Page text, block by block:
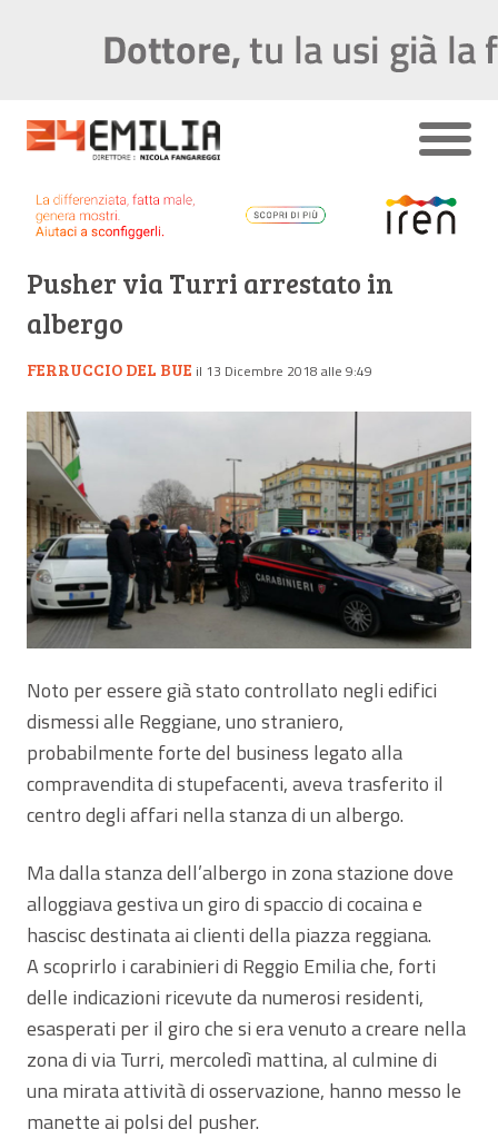
Pusher via Turri arrestato in
albergo
FERRUCCIO DEL BUE il 13 Dicembre 2018 alle 9:49
Noto per essere già stato controllato negli edifici
dismessi alle Reggiane, uno straniero,
probabilmente forte del business legato alla
compravendita di stupefacenti, aveva trasferito il
centro degli affari nella stanza di un albergo.
Ma dalla stanza dell’albergo in zona stazione dove
alloggiava gestiva un giro di spaccio di cocaina e
hascisc destinata ai clienti della piazza reggiana.
A scoprirlo i carabinieri di Reggio Emilia che, forti
delle indicazioni ricevute da numerosi residenti,
esasperati per il giro che si era venuto a creare nella
zona di via Turri, mercoledì mattina, al culmine di
una mirata attività di osservazione, hanno messo le
manette ai polsi del pusher.